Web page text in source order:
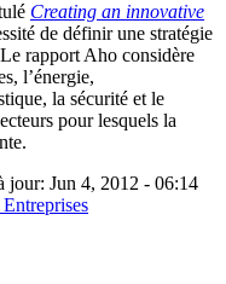
Creating an innovative
de définir une stratégie
rapport Aho considère
l’énergie,
la sécurité et le
pour lesquels la
jour: Jun 4, 2012 - 06:14